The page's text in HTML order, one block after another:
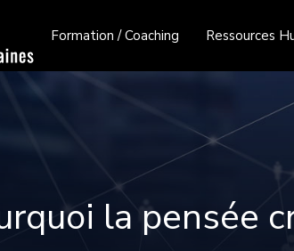
Formation / Coaching Ressources
la pensée